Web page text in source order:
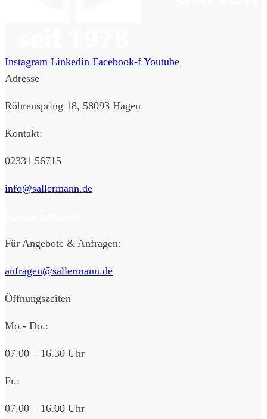
Instagram Linkedin Facebook-f Youtube
Adresse
Röhrenspring 18, 58093 Hagen
Kontakt:
02331 56715
info@sallermann.de
Für Angebote & Anfragen:
anfragen@sallermann.de
Öffnungszeiten
Mo.- Do.:
07.00 – 16.30 Uhr
Fr.:
07.00 – 16.00 Uhr